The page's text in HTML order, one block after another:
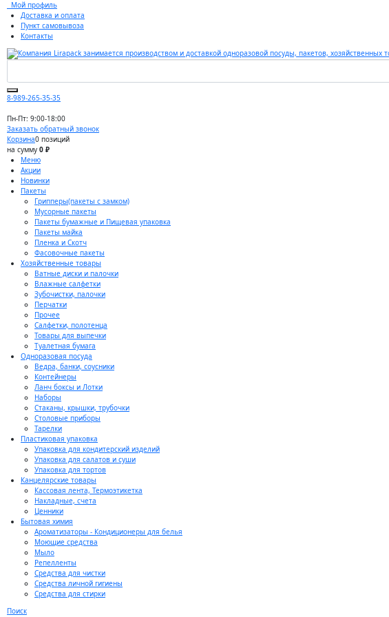
Мой профиль
Доставка и оплата
Пункт самовывоза
Контакты
8-989-265-35-35
Пн-Пт: 9:00-18:00
Заказать обратный звонок
Корзина0 позиций
на сумму 0 ₽
Меню
Акции
Новинки
Пакеты
Грипперы(пакеты с замком)
Мусорные пакеты
Пакеты бумажные и Пищевая упаковка
Пакеты майка
Пленка и Скотч
Фасовочные пакеты
Хозяйственные товары
Ватные диски и палочки
Влажные салфетки
Зубочистки, палочки
Перчатки
Прочее
Салфетки, полотенца
Товары для выпечки
Туалетная бумага
Одноразовая посуда
Ведра, банки, соусники
Контейнеры
Ланч боксы и Лотки
Наборы
Стаканы, крышки, трубочки
Столовые приборы
Тарелки
Пластиковая упаковка
Упаковка для кондитерский изделий
Упаковка для салатов и суши
Упаковка для тортов
Канцелярские товары
Кассовая лента, Термоэтикетка
Накладные, счета
Ценники
Бытовая химия
Ароматизаторы - Кондиционеры для белья
Моющие средства
Мыло
Репелленты
Средства для чистки
Средства личной гигиены
Средства для стирки
Поиск